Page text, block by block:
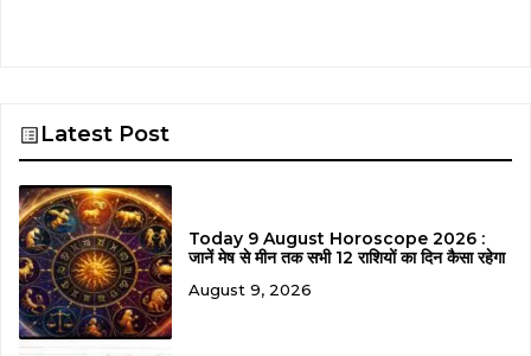
Latest Post
Today 9 August Horoscope 2026 :
जानें मेष से मीन तक सभी 12 राशियों का दिन कैसा रहेगा
August 9, 2026